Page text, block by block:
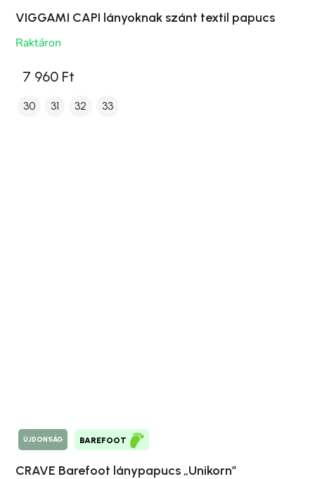
VIGGAMI CAPI lányoknak szánt textil papucs
Raktáron
7 960 Ft
30 31 32 33
ÚJDONSÁG BAREFOOT
CRAVE Barefoot lánypapucs „Unikorn”